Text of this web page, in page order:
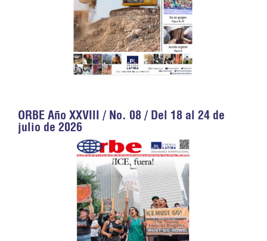
ORBE Año XXVIII / No. 08 / Del 18 al 24 de
julio de 2026